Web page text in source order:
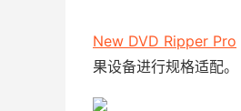
New DVD Ripper Pro
果设备进行规格适配。